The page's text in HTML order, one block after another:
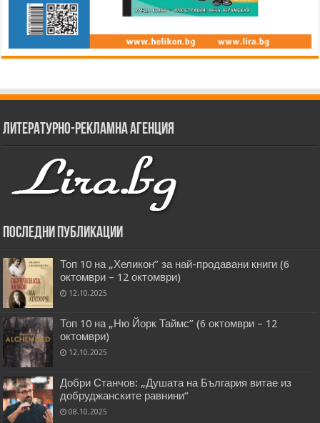
Литературно-рекламна агенция
Последни публикации
Топ 10 на „Хеликон” за най-продавани книги (6
октомври – 12 октомври)
12.10.2025
Топ 10 на „Ню Йорк Таймс” (6 октомври – 12
октомври)
12.10.2025
Добри Станчов: „Душата на България витае из
добруджанските равнини“
08.10.2025